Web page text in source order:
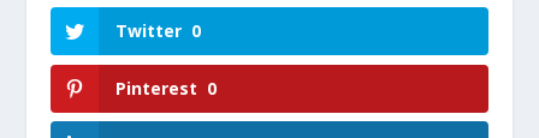
Twitter 0
Pinterest 0